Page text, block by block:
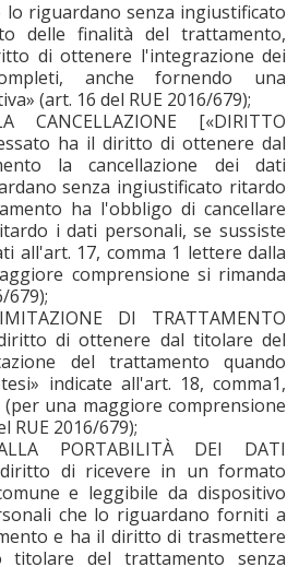
riguardano senza ingiustificato
delle finalità del trattamento,
di ottenere l'integrazione dei
anche fornendo una
(art. 16 del RUE 2016/679);
[«DIRITTO
ha il diritto di ottenere dal
la cancellazione dei dati
senza ingiustificato ritardo
ha l'obbligo di cancellare
i dati personali, se sussiste
all'art. 17, comma 1 lettere dalla
comprensione si rimanda
679);
DI TRATTAMENTO
di ottenere dal titolare del
del trattamento quando
indicate all'art. 18, comma1,
una maggiore comprensione
RUE 2016/679);
PORTABILITÀ DEI DATI
di ricevere in un formato
e leggibile da dispositivo
che lo riguardano forniti a
e ha il diritto di trasmettere
del trattamento senza